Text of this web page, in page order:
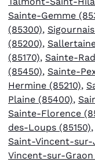
Sainte-Gemme
(85300), Sigournais
(85200),
(85170), Sainte-
(85450), Sainte-
Hermine (85210),
Plaine (85400),
Sainte-Florence
des-Loups (85150),
Saint-Vincent-sur-
Vincent-sur-Graon